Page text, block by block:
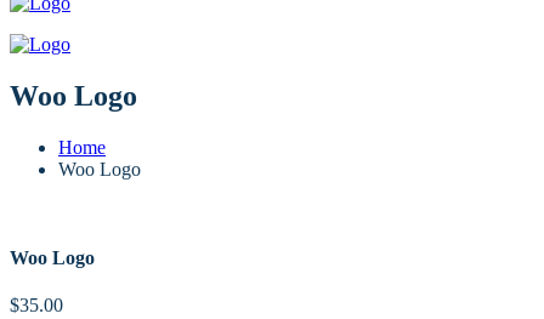
Woo Logo
Home
Woo Logo
Woo Logo
$35.00